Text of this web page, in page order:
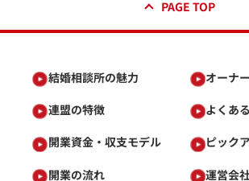
PAGE TOP
結婚相談所の魅力
連盟の特徴
開業資金・収支モデル
開業の流れ
オーナ
よくあ
ピック
運営会